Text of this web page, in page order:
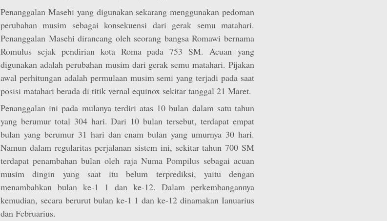
Penanggalan Masehi yang digunakan sekarang menggunakan pedoman
perubahan musim sebagai konsekuensi dari gerak semu matahari.
Penanggalan Masehi dirancang oleh seorang bangsa Romawi bernama
Romulus sejak pendirian kota Roma pada 753 SM. Acuan yang
digunakan adalah perubahan musim dari gerak semu matahari. Pijakan
awal perhitungan adalah permulaan musim semi yang terjadi pada saat
posisi matahari berada di titik vernal equinox sekitar tanggal 21 Maret.
Penanggalan ini pada mulanya terdiri atas 10 bulan dalam satu tahun
yang berumur total 304 hari. Dari 10 bulan tersebut, terdapat empat
bulan yang berumur 31 hari dan enam bulan yang umurnya 30 hari.
Namun dalam regularitas perjalanan sistem ini, sekitar tahun 700 SM
terdapat penambahan bulan oleh raja Numa Pompilus sebagai acuan
musim dingin yang saat itu belum terprediksi, yaitu dengan
menambahkan bulan ke-1 1 dan ke-12. Dalam perkembangannya
kemudian, secara berurut bulan ke-1 1 dan ke-12 dinamakan Ianuarius
dan Februarius.